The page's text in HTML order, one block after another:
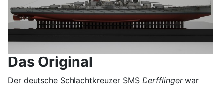
Das Original
Der deutsche Schlachtkreuzer SMS Derfflingerwar